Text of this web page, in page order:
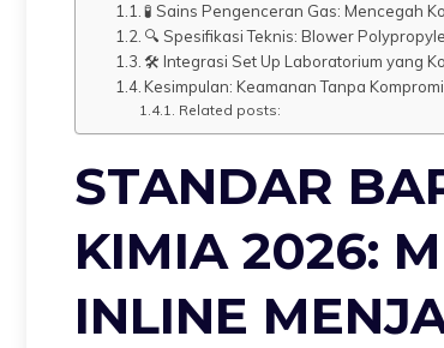
🧪 Sains Pengenceran Gas: Mencegah
🔍 Spesifikasi Teknis: Blower
🛠️ Integrasi Set Up Laboratorium yang
Kesimpulan: Keamanan Tanpa
Related posts:
STANDAR
KIMIA 2026:
INLINE